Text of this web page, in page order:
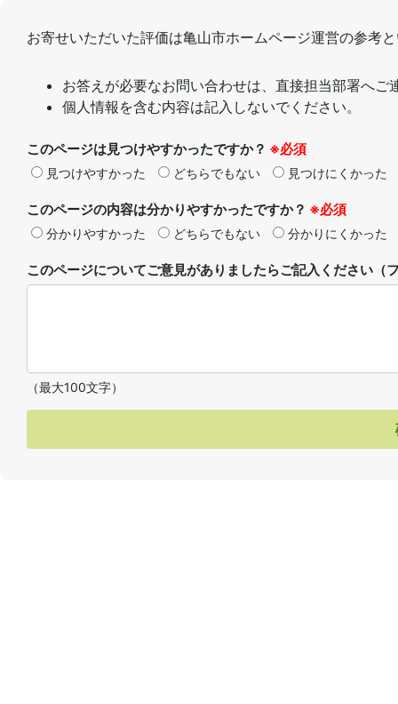
お寄せいただいた評価は亀山市ホームページ運営の参考
お答えが必要なお問い合わせは、直接担当部署へご
個人情報を含む内容は記入しないでください。
このページは見つけやすかったですか？ ※必須
見つけやすかった どちらでもない 見つけにくかった
このページの内容は分かりやすかったですか？ ※必須
分かりやすかった どちらでもない 分かりにくかった
このページについてご意見がありましたらご記入ください
（最大100文字）